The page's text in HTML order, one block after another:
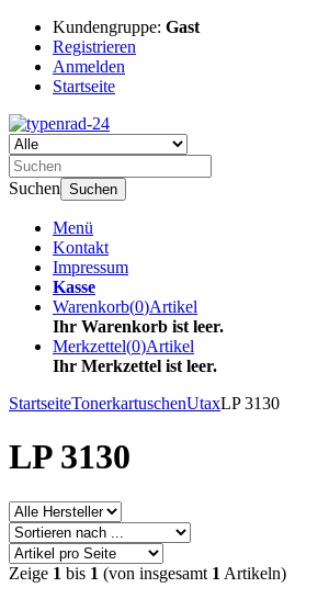
Kundengruppe: Gast
Registrieren
Anmelden
Startseite
Suchen Suchen
Menü
Kontakt
Impressum
Kasse
Warenkorb(0)Artikel
Ihr Warenkorb ist leer.
Merkzettel(0)Artikel
Ihr Merkzettel ist leer.
StartseiteTonerkartuschenUtaxLP 3130
LP 3130
Zeige 1 bis 1 (von insgesamt 1 Artikeln)